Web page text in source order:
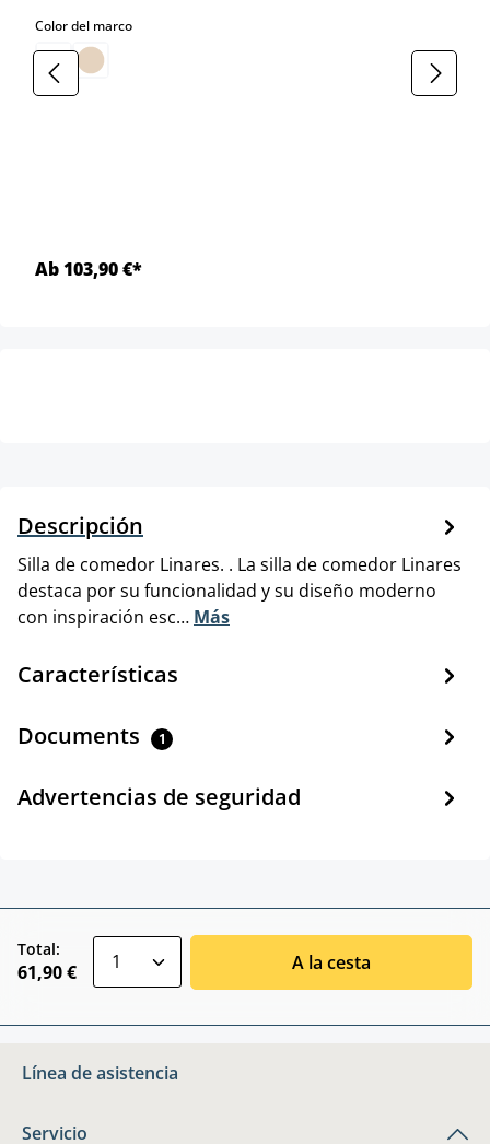
Color del marcoselect
Ab 103,90 €*
Descripción
Silla de comedor Linares. . La silla de comedor Linares
destaca por su funcionalidad y su diseño moderno
con inspiración esc… Más
Características
Documents 1
Advertencias de seguridad
Total:
61,90 € A la cesta
Línea de asistencia
Servicio